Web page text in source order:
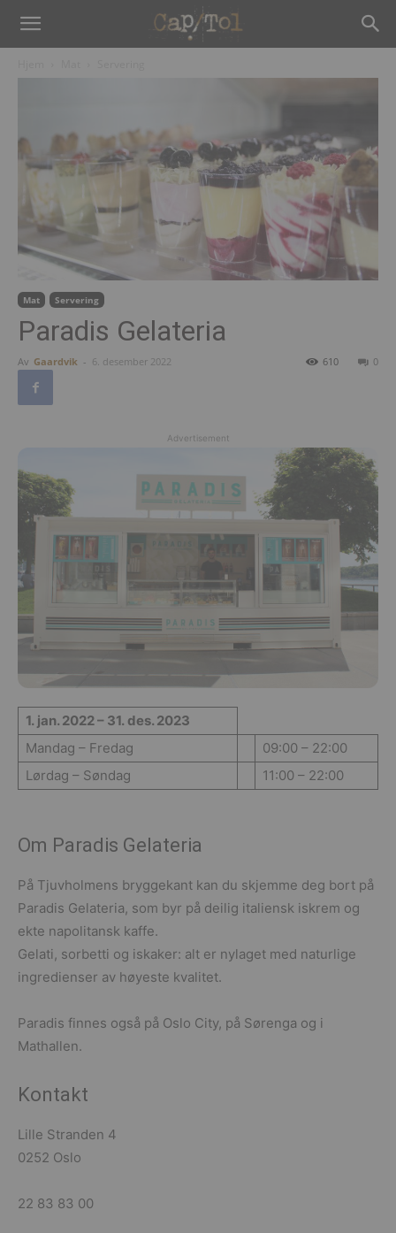
Mat Servering
Paradis Gelateria
Av Gaardvik - 6. desember 2022 0
610
Advertisement
1. jan. 2022 – 31. des. 2023
Mandag – Fredag
09:00 – 22:00
Lørdag – Søndag
11:00 – 22:00
Om Paradis Gelateria
På Tjuvholmens bryggekant kan du skjemme deg bort på
Paradis Gelateria, som byr på deilig italiensk iskrem og
ekte napolitansk kaffe.
Gelati, sorbetti og iskaker: alt er nylaget med naturlige
ingredienser av høyeste kvalitet.
Paradis finnes også på Oslo City, på Sørenga og i
Mathallen.
Kontakt
Lille Stranden 4
0252 Oslo
22 83 83 00